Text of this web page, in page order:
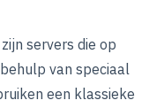
servers die op
van speciaal
een klassieke